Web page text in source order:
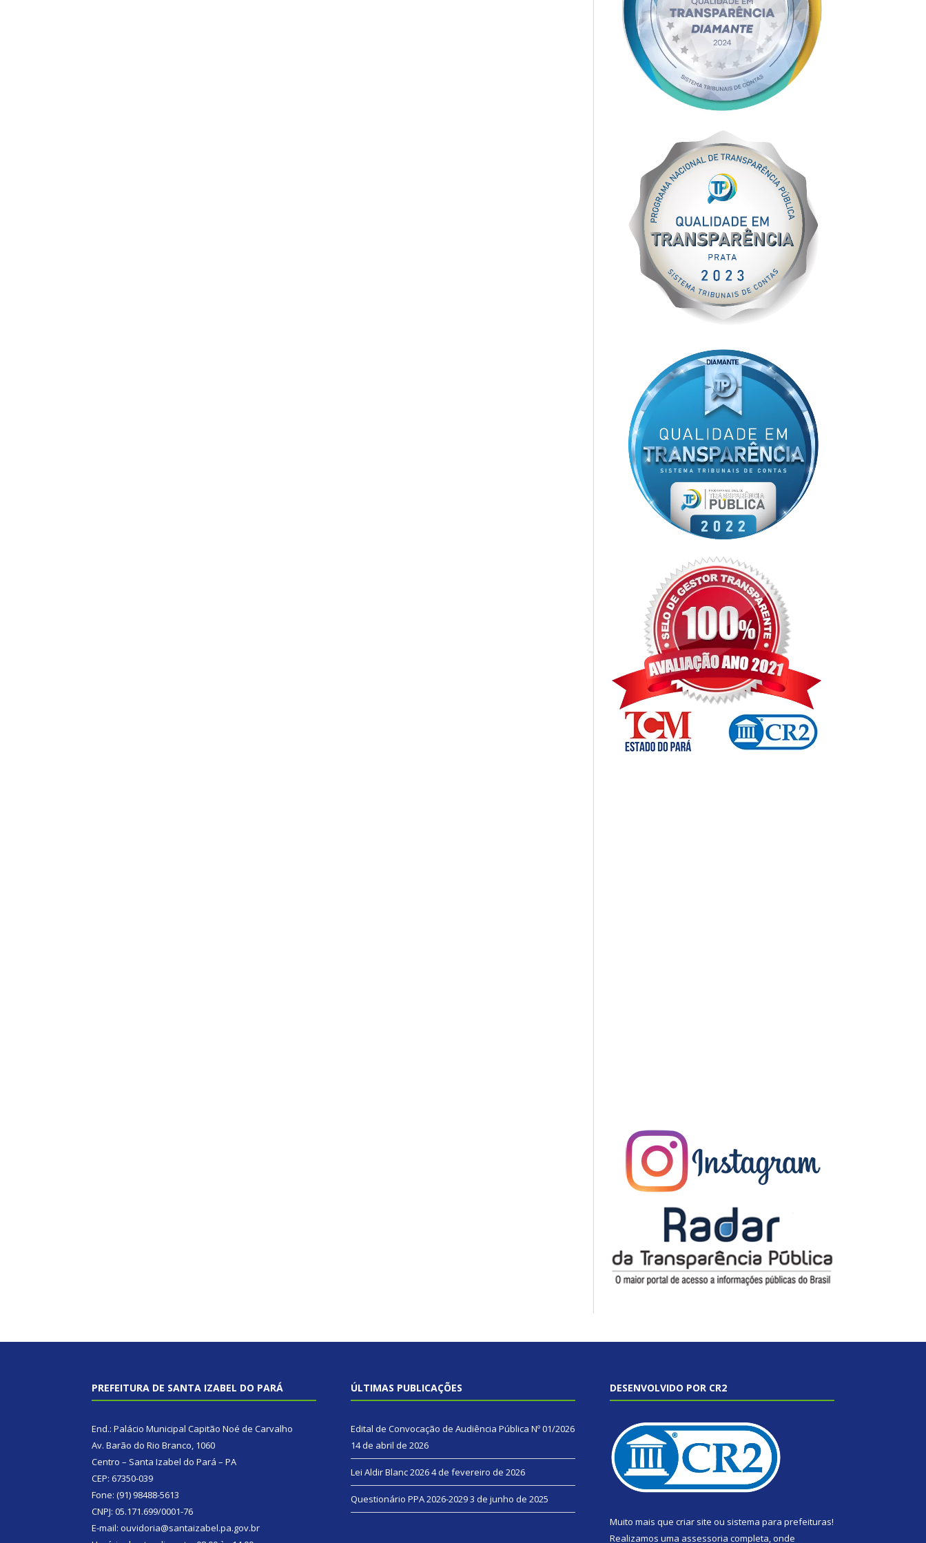
PREFEITURA DE SANTA IZABEL DO PARÁ
End.: Palácio Municipal Capitão Noé de Carvalho
Av. Barão do Rio Branco, 1060
Centro – Santa Izabel do Pará – PA
CEP: 67350-039
Fone: (91) 98488-5613
CNPJ: 05.171.699/0001-76
E-mail: ouvidoria@santaizabel.pa.gov.br
ÚLTIMAS PUBLICAÇÕES
Edital de Convocação de Audiência Pública Nº 01/2026
14 de abril de 2026
Lei Aldir Blanc 20264 de fevereiro de 2026
Questionário PPA 2026-20293 de junho de 2025
DESENVOLVIDO POR CR2
Muito mais que criar site ou sistema para prefeituras!
Realizamos uma assessoria completa, onde